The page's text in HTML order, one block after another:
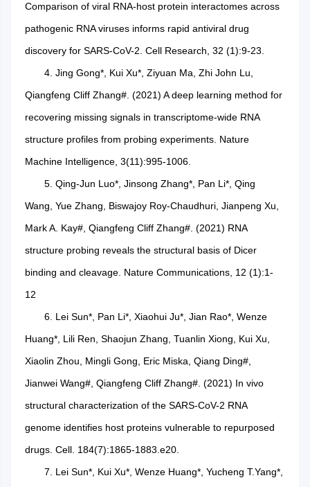
Comparison of viral RNA-host protein interactomes across
pathogenic RNA viruses informs rapid antiviral drug
discovery for SARS-CoV-2. Cell Research, 32 (1):9-23.
4. Jing Gong*, Kui Xu*, Ziyuan Ma, Zhi John Lu,
Qiangfeng Cliff Zhang#. (2021) A deep learning method for
recovering missing signals in transcriptome-wide RNA
structure profiles from probing experiments. Nature
Machine Intelligence, 3(11):995-1006.
5. Qing-Jun Luo*, Jinsong Zhang*, Pan Li*, Qing
Wang, Yue Zhang, Biswajoy Roy-Chaudhuri, Jianpeng Xu,
Mark A. Kay#, Qiangfeng Cliff Zhang#. (2021) RNA
structure probing reveals the structural basis of Dicer
binding and cleavage. Nature Communications, 12 (1):1-
12
6. Lei Sun*, Pan Li*, Xiaohui Ju*, Jian Rao*, Wenze
Huang*, Lili Ren, Shaojun Zhang, Tuanlin Xiong, Kui Xu,
Xiaolin Zhou, Mingli Gong, Eric Miska, Qiang Ding#,
Jianwei Wang#, Qiangfeng Cliff Zhang#. (2021) In vivo
structural characterization of the SARS-CoV-2 RNA
genome identifies host proteins vulnerable to repurposed
drugs. Cell. 184(7):1865-1883.e20.
7. Lei Sun*, Kui Xu*, Wenze Huang*, Yucheng T.Yang*,